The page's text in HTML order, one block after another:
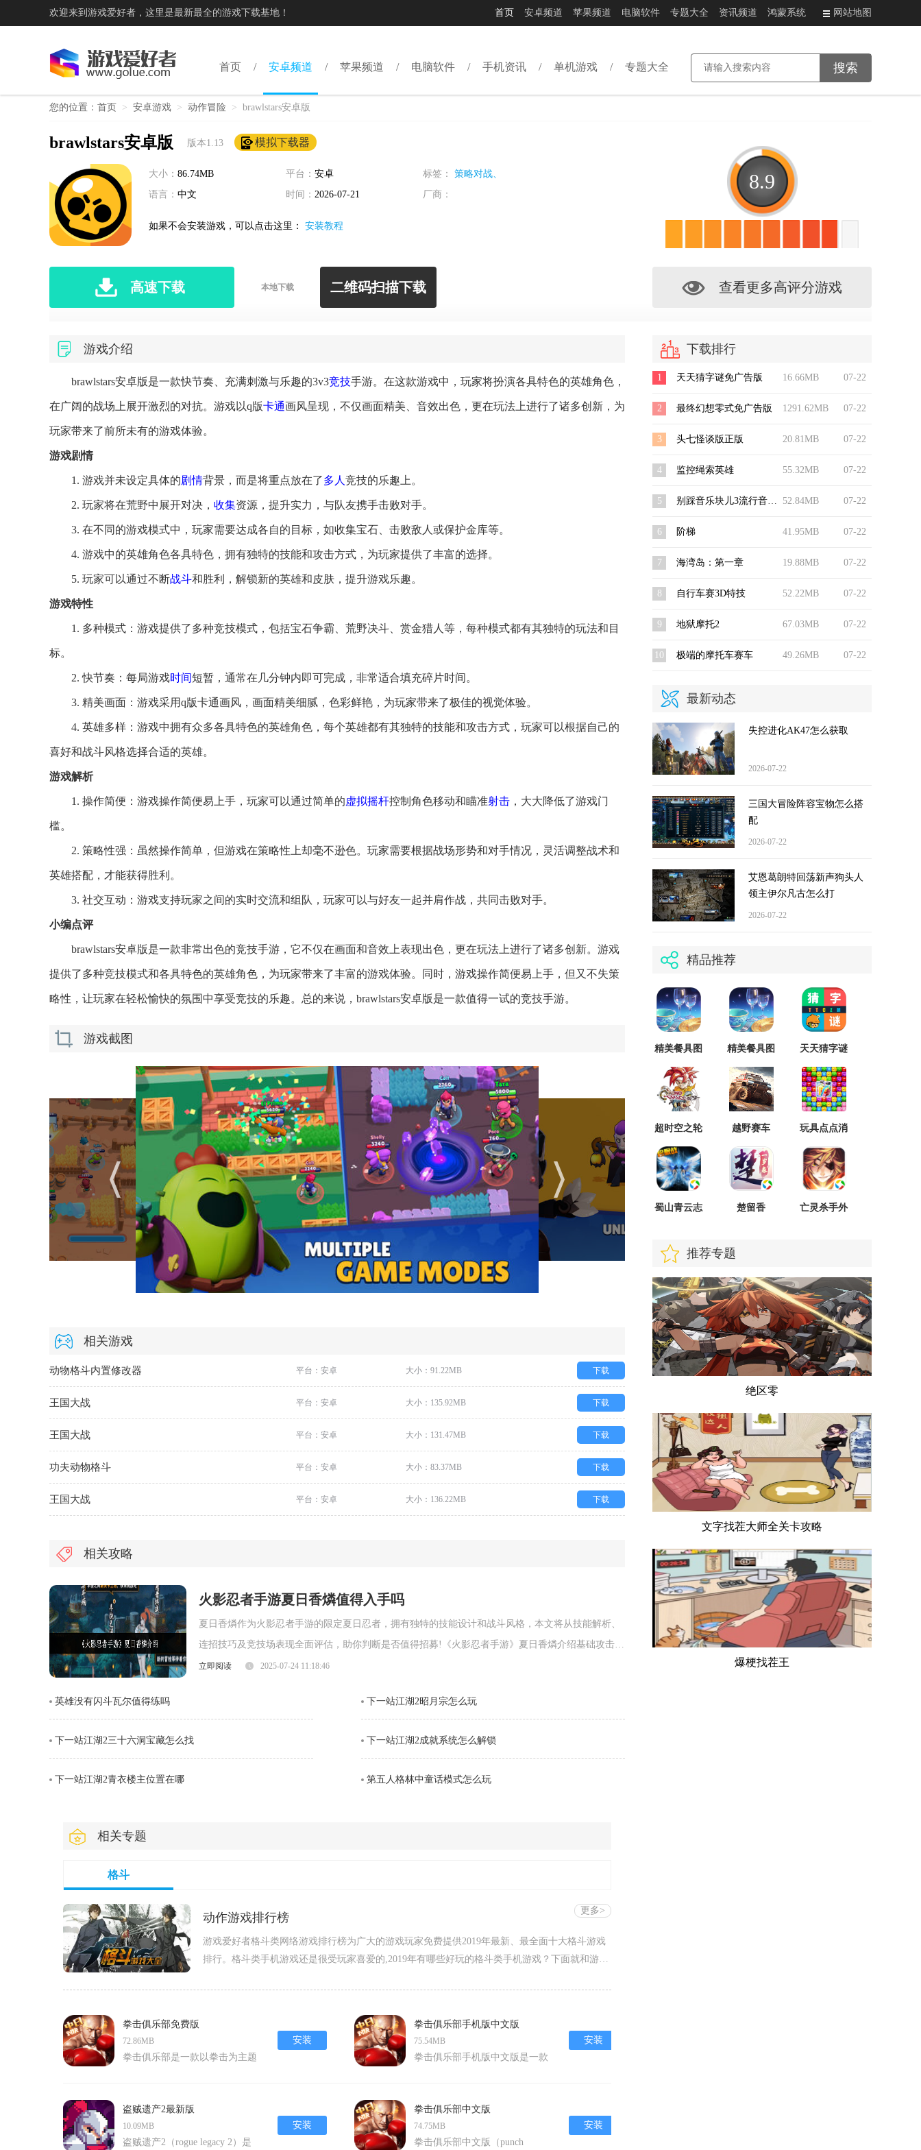
欢迎来到游戏爱好者，这里是最新最全的游戏下载基地！ 首页 安卓频道 苹果频道 电脑软件 专题大全 资讯频道 鸿蒙系统 网站地图
首页 安卓频道 苹果频道 电脑软件 手机资讯 单机游戏 专题大全
您的位置： 首页 > 安卓游戏 > 动作冒险 > brawlstars安卓版
brawlstars安卓版 版本1.13 模拟下载器
大小： 86.74MB 平台： 安卓 标签：
策略对战、
语言： 中文 时间： 2026-07-21 厂商：
如果不会安装游戏，可以点击这里： 安装教程
高速下载 本地下载 二维码扫描下载
8.9
查看更多高评分游戏
游戏介绍
brawlstars安卓版是一款快节奏、充满刺激与乐趣的3v3竞技手游。在这款游戏中，玩家将扮演各具特色的英雄角色，
在广阔的战场上展开激烈的对抗。游戏以q版卡通画风呈现，不仅画面精美、音效出色，更在玩法上进行了诸多创新，为
玩家带来了前所未有的游戏体验。
游戏剧情
1. 游戏并未设定具体的剧情背景，而是将重点放在了多人 竞技的乐趣上。
2. 玩家将在荒野中展开对决， 收集资源，提升实力，与队友携手击败对手。
3. 在不同的游戏模式中，玩家需要达成各自的目标，如收集宝石、击败敌人或保护金库等。
4. 游戏中的英雄角色各具特色，拥有独特的技能和攻击方式，为玩家提供了丰富的选择。
5. 玩家可以通过不断战斗和胜利，解锁新的英雄和皮肤，提升游戏乐趣。
游戏特性
1. 多种模式：游戏提供了多种竞技模式，包括宝石争霸、荒野决斗、赏金猎人等，每种模式都有其独特的玩法和目
标。
2. 快节奏：每局游戏时间短暂，通常在几分钟内即可完成，非常适合填充碎片时间。
3. 精美画面：游戏采用q版卡通画风，画面精美细腻，色彩鲜艳，为玩家带来了极佳的视觉体验。
4. 英雄多样：游戏中拥有众多各具特色的英雄角色，每个英雄都有其独特的技能和攻击方式，玩家可以根据自己的
喜好和战斗风格选择合适的英雄。
游戏解析
1. 操作简便：游戏操作简便易上手，玩家可以通过简单的虚拟摇杆控制角色移动和瞄准射击 ，大大降低了游戏门
槛。
2. 策略性强：虽然操作简单，但游戏在策略性上却毫不逊色。玩家需要根据战场形势和对手情况，灵活调整战术和
英雄搭配，才能获得胜利。
3. 社交互动：游戏支持玩家之间的实时交流和组队，玩家可以与好友一起并肩作战，共同击败对手。
小编点评
brawlstars安卓版是一款非常出色的竞技手游，它不仅在画面和音效上表现出色，更在玩法上进行了诸多创新。游戏
提供了多种竞技模式和各具特色的英雄角色，为玩家带来了丰富的游戏体验。同时，游戏操作简便易上手，但又不失策
略性，让玩家在轻松愉快的氛围中享受竞技的乐趣。总的来说，brawlstars安卓版是一款值得一试的竞技手游。
游戏截图
相关游戏
动物格斗内置修改器 平台：安卓 大小：91.22MB 下载
王国大战 平台：安卓 大小：135.92MB 下载
王国大战 平台：安卓 大小：131.47MB 下载
功夫动物格斗 平台：安卓 大小：83.37MB 下载
王国大战 平台：安卓 大小：136.22MB 下载
相关攻略
火影忍者手游夏日香燐值得入手吗
夏日香燐作为火影忍者手游的限定夏日忍者，拥有独特的技能设计和战斗风格，本文将从技能解析、
连招技巧及竞技场表现全面评估，助你判断是否值得招募!《火影忍者手游》夏日香燐介绍基础攻击方
面，夏日香燐的普攻为五段连击。前两段以锁链的上撩与横扫为主，具备良好的起手能力，第三段下
视觉表现与实际命中效果。需要注意的是，最后一段
立即阅读 2025-07-24 11:18:46
英雄没有闪斗瓦尔值得练吗 下一站江湖2昭月宗怎么玩
下一站江湖2三十六洞宝藏怎么找 下一站江湖2成就系统怎么解锁
下一站江湖2青衣楼主位置在哪 第五人格林中童话模式怎么玩
相关专题
格斗
更多>
动作游戏排行榜
游戏爱好者格斗类网络游戏排行榜为广大的游戏玩家免费提供2019年最新、最全面十大格斗游戏
排行。格斗类手机游戏还是很受玩家喜爱的,2019年有哪些好玩的格斗类手机游戏？下面就和游戏
拳击俱乐部免费版
72.86MB
拳击俱乐部是一款以拳击为主题
激情，还深度还原了拳击比赛的
各个环节，包括训练、比赛策略
等。在这款游戏中，玩家将扮演
安装
拳击俱乐部手机版中文版
75.54MB
拳击俱乐部手机版中文版是一款
戏融合了动作、格斗、经营、养
成等多种元素，为玩家呈现了一
个真实而充满紧张氛围的拳击世
安装
盗贼遗产2最新版
10.09MB
盗贼遗产2（rogue legacy 2）是
安装
拳击俱乐部中文版
74.75MB
拳击俱乐部中文版（punch
安装
下载排行
07-22
16.66MB
1 天天猜字谜免广告版
07-22
1291.62MB
2 最终幻想零式免广告版
07-22
20.81MB
3 头七怪谈版正版
07-22
55.32MB
4 监控绳索英雄
07-22
52.84MB
5 别踩音乐块儿3流行音乐版
07-22
41.95MB
6 阶梯
07-22
19.88MB
7 海湾岛：第一章
07-22
52.22MB
8 自行车赛3D特技
07-22
67.03MB
9 地狱摩托2
07-22
49.26MB
10 极端的摩托车赛车
最新动态
失控进化AK47怎么获取
2026-07-22
三国大冒险阵容宝物怎么搭
配
2026-07-22
艾恩葛朗特回荡新声狗头人
领主伊尔凡古怎么打
2026-07-22
精品推荐
精美餐具图
精美餐具图
天天猜字谜
超时空之轮
版
越野赛车
玩具点点消
蜀山青云志 楚留香
亡灵杀手外
推荐专题
绝区零
文字找茬大师全关卡攻略
爆梗找茬王